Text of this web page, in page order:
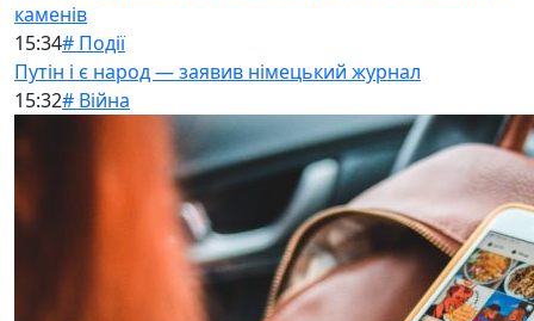
каменів
15:34# Події
Путін і є народ — заявив німецький журнал
15:32# Війна